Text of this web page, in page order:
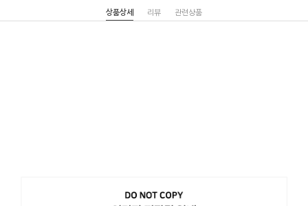
상품상세 리뷰 관련상품